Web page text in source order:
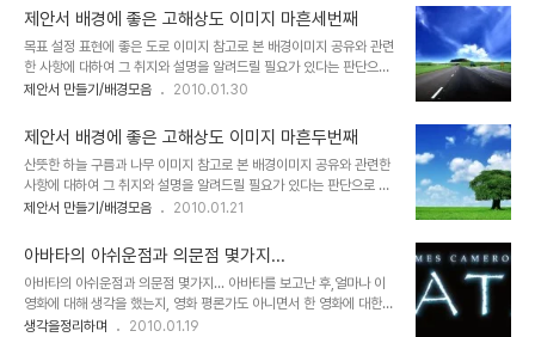
이러한 나의 불행이 이 ..
가 있었습니다. 이에 대한 내용을 처음 "제안서 배경에 좋은 이미지"라
는 시리즈 제목으로 이미지들을 올리기 시작하면서 그 첫번째 글 "제
안서 배경에 좋은 고해상도 이미지 하나"에서 저의 생각을 밝혀 놓았
습니다. 어떤 내용인지 한번 보시길 부탁드립니다. (_ _) 내용은 그리
길지 않습니다. ^^ 이미지 출처: interfacelift.com ▣ 멋진제안서
경에 좋은 ..
제안서 배경에 좋은 고해상도 이미지 마흔세번째
목표 설정 표현에 좋은 도로 이미지 참고로 본 배경이미지 공유와 관련
한 사항에 대하여 그 취지와 설명을 알려드릴 필요가 있다는 판단으로
첨언을 추가합니다. 처음 제안서와 관련한 포스팅을 주제로 설정하고
고민되는 요소가 있었습니다. 이에 대한 내용을 처음 "제안서 배경에
좋은 이미지"라는 시리즈 제목으로 이미지들을 올리기 시작하면서 그
첫번째 글 "제안서 배경에 좋은 고해상도 이미지 하나"에서 저의 생각
을 밝혀 놓았습니다. 어떤 내용인지 한번 보시길 부탁드립니다. (_ _)
내용은 그리 길지 않습니다. ^^ 이미지 출처: interfacelift.com ▣
▣ 제안..
제안서 만들기/배경모음 2010.01.30
제안서 배경에 좋은 고해상도 이미지 마흔두번째
산뜻한 하늘 구름과 나무 이미지 참고로 본 배경이미지 공유와 관련한
사항에 대하여 그 취지와 설명을 알려드릴 필요가 있다는 판단으로 첨
언을 추가합니다. 처음 제안서와 관련한 포스팅을 주제로 설정하고 블
고민되는 요소가 있었습니다. 이에 대한 내용을 처음 "제안서 배경에
좋은 이미지"라는 시리즈 제목으로 이미지들을 올리기 시작하면서 그
첫번째 글 "제안서 배경에 좋은 고해상도 이미지 하나"에서 저의 생각
을 밝혀 놓았습니다. 어떤 내용인지 한번 보시길 부탁드립니다. (_ _)
내용은 그리 길지 않습니다. ^^ 이미지 출처: interfacelift.com ▣
제안서 만들기/배경모음 2010.01.21
아바타의 아쉬운점과 의문점 몇가지...
아바타의 아쉬운점과 의문점 몇가지... 아바타를 보고난 후,얼마나 이
영화에 대해 생각을 했는지, 영화 평론가도 아니면서 한 영화에 대한
포스트를 몇차례에 걸쳐 발행을 하게되네요. 이번이 벌써 4번째 입니
생각을정리하며 2010.01.19